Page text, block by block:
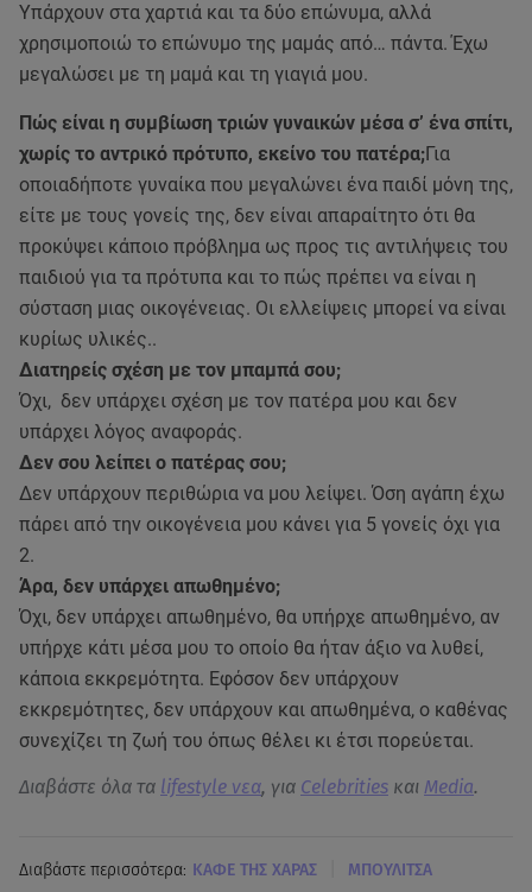
Υπάρχουν στα χαρτιά και τα δύο επώνυμα, αλλά
χρησιμοποιώ το επώνυμο της μαμάς από… πάντα. Έχω
μεγαλώσει με τη μαμά και τη γιαγιά μου.
Πώς είναι η συμβίωση τριών γυναικών μέσα σ’ ένα σπίτι,
χωρίς το αντρικό πρότυπο, εκείνο του πατέρα;Για
οποιαδήποτε γυναίκα που μεγαλώνει ένα παιδί μόνη της,
είτε με τους γονείς της, δεν είναι απαραίτητο ότι θα
προκύψει κάποιο πρόβλημα ως προς τις αντιλήψεις του
παιδιού για τα πρότυπα και το πώς πρέπει να είναι η
σύσταση μιας οικογένειας. Οι ελλείψεις μπορεί να είναι
κυρίως υλικές..
Διατηρείς σχέση με τον μπαμπά σου;
Όχι, δεν υπάρχει σχέση με τον πατέρα μου και δεν
υπάρχει λόγος αναφοράς.
Δεν σου λείπει ο πατέρας σου;
Δεν υπάρχουν περιθώρια να μου λείψει. Όση αγάπη έχω
πάρει από την οικογένεια μου κάνει για 5 γονείς όχι για
2.
Άρα, δεν υπάρχει απωθημένο;
Όχι, δεν υπάρχει απωθημένο, θα υπήρχε απωθημένο, αν
υπήρχε κάτι μέσα μου το οποίο θα ήταν άξιο να λυθεί,
κάποια εκκρεμότητα. Εφόσον δεν υπάρχουν
εκκρεμότητες, δεν υπάρχουν και απωθημένα, ο καθένας
συνεχίζει τη ζωή του όπως θέλει κι έτσι πορεύεται.
Διαβάστε όλα τα lifestyle νεα, για Celebrities και Media.
Διαβάστε περισσότερα: ΚΑΦΕ ΤΗΣ ΧΑΡΑΣ ΜΠΟΥΛΙΤΣΑ